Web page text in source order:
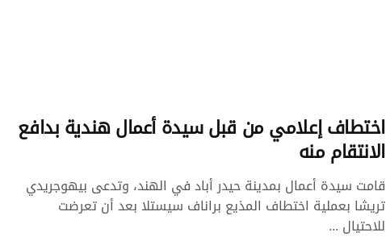
اختطاف إعلامي من قبل سيدة أعمال هندية بدافع
الانتقام منه
قامت سيدة أعمال بمدينة حيدر أباد في الهند، وتدعى بيهوجريدي
تريشا بعملية اختطاف المذيع براناف سيستلا بعد أن تعرضت
للاحتيال ...